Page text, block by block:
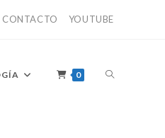
CONTACTO YOUTUBE
0 ALTERNAR